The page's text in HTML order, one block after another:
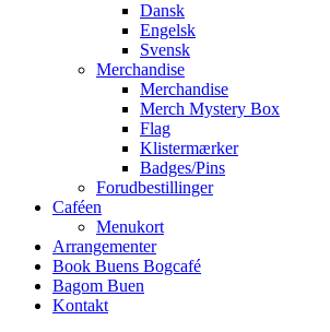
Dansk
Engelsk
Svensk
Merchandise
Merchandise
Merch Mystery Box
Flag
Klistermærker
Badges/Pins
Forudbestillinger
Caféen
Menukort
Arrangementer
Book Buens Bogcafé
Bagom Buen
Kontakt